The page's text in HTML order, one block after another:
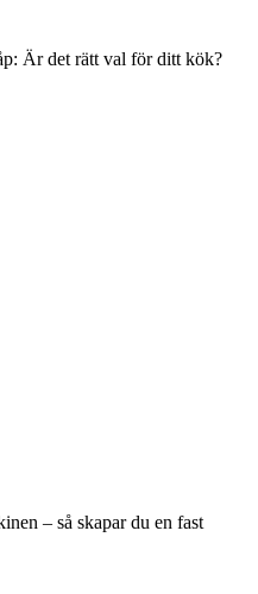
Är det rätt val för ditt kök?
– så skapar du en fast